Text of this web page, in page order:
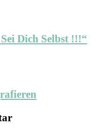
Dich Selbst !!!“